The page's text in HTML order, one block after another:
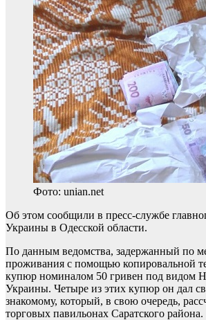
Фото: unian.net
Об этом сообщили в пресс-службе
Украины в Одесской области.
По данным ведомства, задержанный по
проживания с помощью копировальной
купюр номиналом 50 гривен под видом
Украины. Четыре из этих купюр он дал
знакомому, который, в свою очередь,
торговых павильонах Саратского района.